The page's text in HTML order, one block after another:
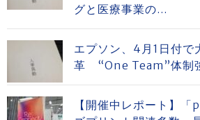
グと医療事業の...
エプソン、4月1日付で
革 “One Team”体制
【開催中レポート】